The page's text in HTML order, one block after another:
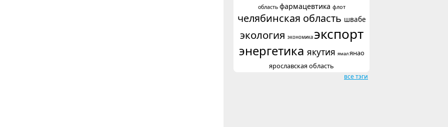
область фармацевтика флот
челябинская область швабе
экология экономикаэкспорт
энергетика якутия ямалянао
ярославская область
все тэги